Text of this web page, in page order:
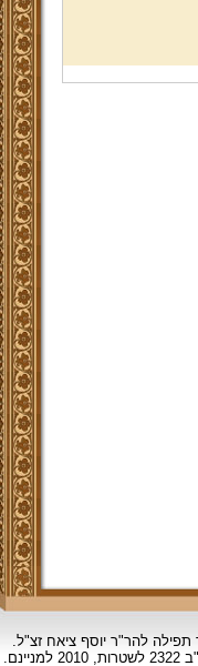
להר"ר יוסף ציאח זצ"ל.